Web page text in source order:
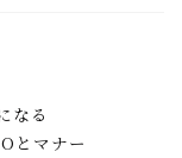
なる
とマナー